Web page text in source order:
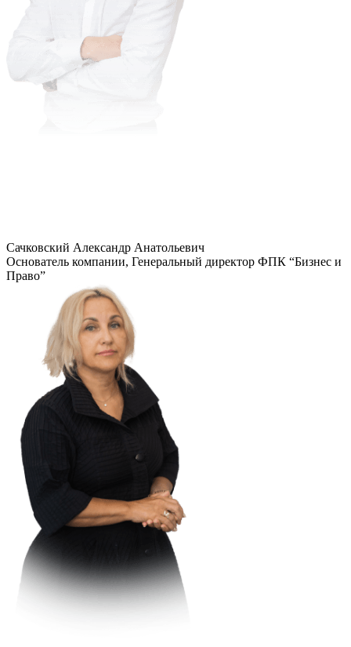
Сачковский Александр Анатольевич
Основатель компании, Генеральный директор ФПК “Бизнес и
Право”